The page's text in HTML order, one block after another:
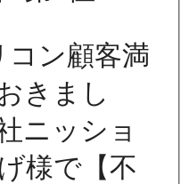
コン顧客満
きまし
ニッショ
様で【不